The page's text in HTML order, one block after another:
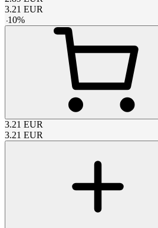
3.21 EUR
-10%
3.21 EUR
3.21 EUR